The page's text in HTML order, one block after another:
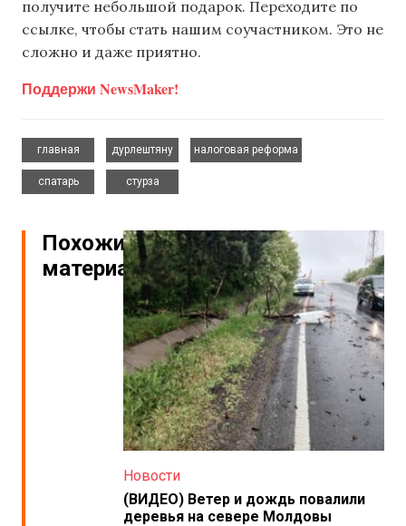
получите небольшой подарок. Переходите по
ссылке, чтобы стать нашим соучастником. Это не
сложно и даже приятно.
Поддержи NewsMaker!
главная
дурлештяну
налоговая реформа
спатарь
стурза
Похожие
материалы
Новости
(ВИДЕО) Ветер и дождь повалили
деревья на севере Молдовы